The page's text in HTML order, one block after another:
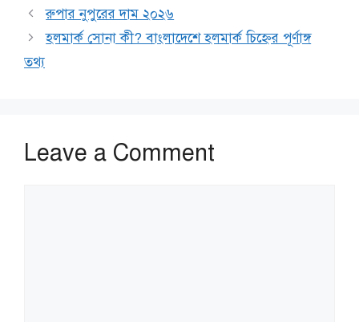
রুপার নুপুরের দাম ২০২৬
হলমার্ক সোনা কী? বাংলাদেশে হলমার্ক চিহ্নের পূর্ণাঙ্গ
তথ্য
Leave a Comment